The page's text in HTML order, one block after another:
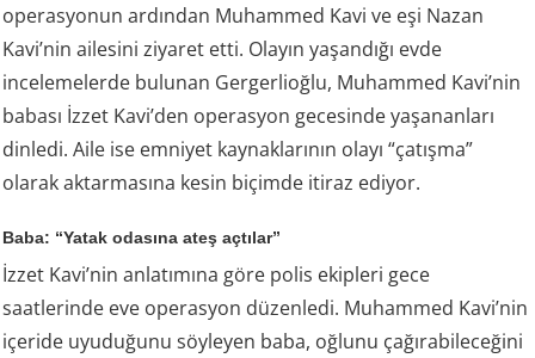
operasyonun ardından Muhammed Kavi ve eşi Nazan
Kavi’nin ailesini ziyaret etti. Olayın yaşandığı evde
incelemelerde bulunan Gergerlioğlu, Muhammed Kavi’nin
babası İzzet Kavi’den operasyon gecesinde yaşananları
dinledi. Aile ise emniyet kaynaklarının olayı “çatışma”
olarak aktarmasına kesin biçimde itiraz ediyor.
Baba: “Yatak odasına ateş açtılar”
İzzet Kavi’nin anlatımına göre polis ekipleri gece
saatlerinde eve operasyon düzenledi. Muhammed Kavi’nin
içeride uyuduğunu söyleyen baba, oğlunu çağırabileceğini